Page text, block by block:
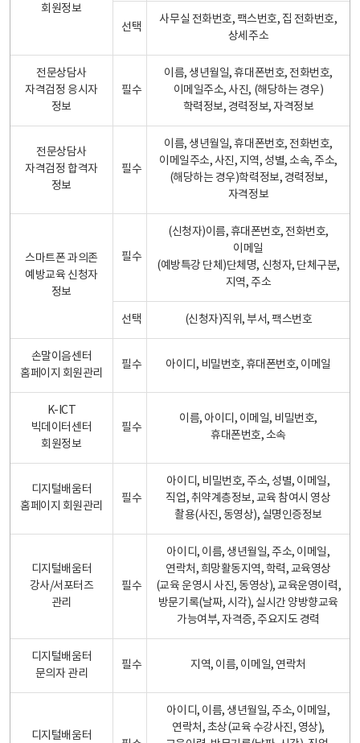
회원정보
선택
사무실 전화번호, 팩스번호, 집 전화번호,
상세주소
전문상담사
자격검정 응시자
정보
필수
이름, 생년월일, 휴대폰번호, 전화번호,
이메일주소, 사진, (해당하는 경우)
학력정보, 경력정보, 자격정보
전문상담사
자격검정 합격자
정보
필수
이름, 생년월일, 휴대폰번호, 전화번호,
이메일주소, 사진, 지역, 성별, 소속, 주소,
(해당하는 경우)학력정보, 경력정보,
자격정보
스마트폰 과의존
예방교육 신청자
정보
필수
(신청자)이름, 휴대폰번호, 전화번호,
이메일
(예방특강 단체)단체명, 신청자, 단체구분,
지역, 주소
선택 (신청자)직위, 부서, 팩스번호
손말이음센터
홈페이지 회원관리
필수 아이디, 비밀번호, 휴대폰번호, 이메일
K-ICT
빅데이터센터
회원정보
필수
이름, 아이디, 이메일, 비밀번호,
휴대폰번호, 소속
디지털배움터
홈페이지 회원관리
필수
아이디, 비밀번호, 주소, 성별, 이메일,
직업, 취약계층정보, 교육 참여시 영상
촬용(사진, 동영상), 실명인증정보
디지털배움터
강사/서포터즈
관리
필수
아이디, 이름, 생년월일, 주소, 이메일,
연락처, 희망활동지역, 학력, 교육영상
(교육 운영시 사진, 동영상), 교육운영이력,
방문기록(날짜, 시각), 실시간 양방향교육
가능여부, 자격증, 주요지도 경력
디지털배움터
문의자 관리
필수 지역, 이름, 이메일, 연락처
디지털배움터
아이디, 이름, 생년월일, 주소, 이메일,
연락처, 초상(교육 수강사진, 영상),